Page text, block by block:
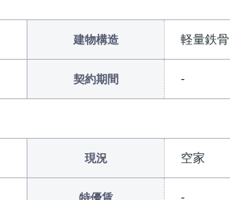
建物構造 軽量鉄骨
契約期間
現況 空家